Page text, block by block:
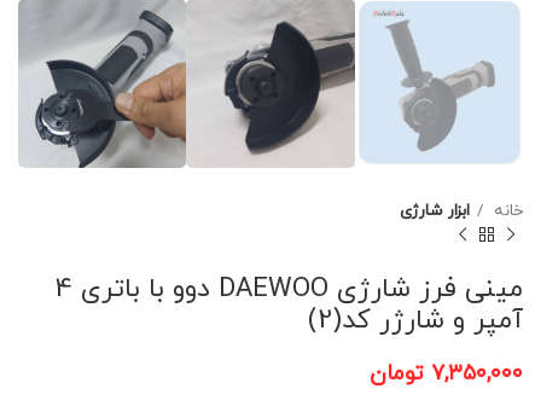
خانه ابزار شارژی
مینی فرز شارژی DAEWOO دوو با باتری 4
آمپر و شارژر کد(2)
۷,۳۵۰,۰۰۰ تومان